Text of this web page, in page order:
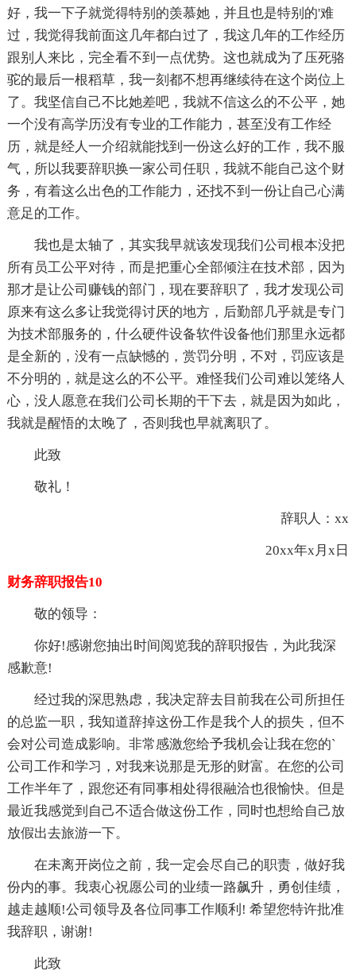
好，我一下子就觉得特别的羡慕她，并且也是特别的'难
过，我觉得我前面这几年都白过了，我这几年的工作经历
跟别人来比，完全看不到一点优势。这也就成为了压死骆
驼的最后一根稻草，我一刻都不想再继续待在这个岗位上
了。我坚信自己不比她差吧，我就不信这么的不公平，她
一个没有高学历没有专业的工作能力，甚至没有工作经
历，就是经人一介绍就能找到一份这么好的工作，我不服
气，所以我要辞职换一家公司任职，我就不能自己这个财
务，有着这么出色的工作能力，还找不到一份让自己心满
意足的工作。
我也是太轴了，其实我早就该发现我们公司根本没把
所有员工公平对待，而是把重心全部倾注在技术部，因为
那才是让公司赚钱的部门，现在要辞职了，我才发现公司
原来有这么多让我觉得讨厌的地方，后勤部几乎就是专门
为技术部服务的，什么硬件设备软件设备他们那里永远都
是全新的，没有一点缺憾的，赏罚分明，不对，罚应该是
不分明的，就是这么的不公平。难怪我们公司难以笼络人
心，没人愿意在我们公司长期的干下去，就是因为如此，
我就是醒悟的太晚了，否则我也早就离职了。
此致
敬礼！
辞职人：xx
20xx年x月x日
财务辞职报告10
敬的领导：
你好!感谢您抽出时间阅览我的辞职报告，为此我深
感歉意!
经过我的深思熟虑，我决定辞去目前我在公司所担任
的总监一职，我知道辞掉这份工作是我个人的损失，但不
会对公司造成影响。非常感激您给予我机会让我在您的`
公司工作和学习，对我来说那是无形的财富。在您的公司
工作半年了，跟您还有同事相处得很融洽也很愉快。但是
最近我感觉到自己不适合做这份工作，同时也想给自己放
放假出去旅游一下。
在未离开岗位之前，我一定会尽自己的职责，做好我
份内的事。我衷心祝愿公司的业绩一路飙升，勇创佳绩，
越走越顺!公司领导及各位同事工作顺利! 希望您特许批准
我辞职，谢谢!
此致